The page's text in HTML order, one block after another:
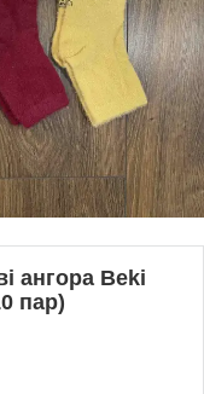
ангора Beki
пар)